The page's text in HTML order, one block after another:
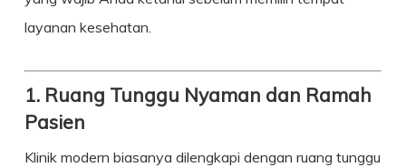
layanan kesehatan.
1. Ruang Tunggu Nyaman dan Ramah
Pasien
Klinik modern biasanya dilengkapi dengan ruang tunggu